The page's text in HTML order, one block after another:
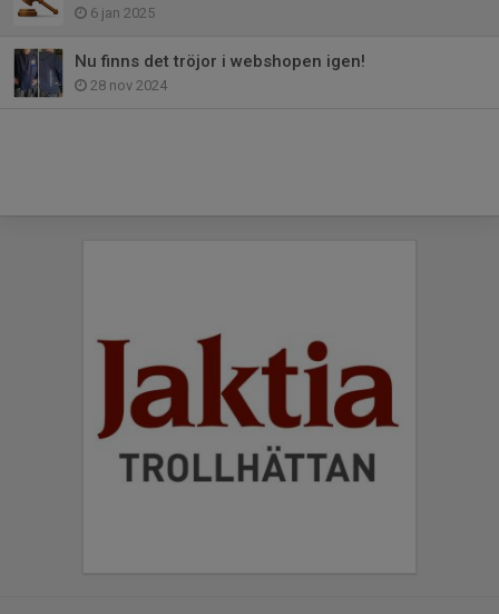
6 jan 2025
Nu finns det tröjor i webshopen igen!
28 nov 2024